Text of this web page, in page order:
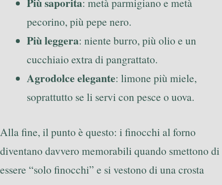
pecorino, più pepe nero.
Più leggera: niente burro, più olio e un
cucchiaio extra di pangrattato.
Agrodolce elegante: limone più miele,
soprattutto se li servi con pesce o uova.
Alla fine, il punto è questo: i finocchi al forno
diventano davvero memorabili quando smettono di
essere “solo finocchi” e si vestono di una crosta